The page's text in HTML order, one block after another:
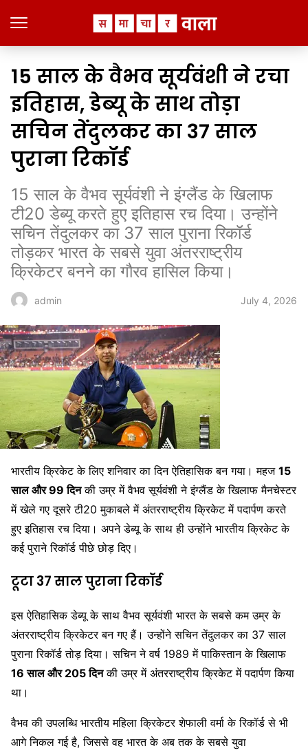
15 साल के वैभव सूर्यवंशी ने रचा
इतिहास, डेब्यू के साथ तोड़ा
सचिन तेंदुलकर का 37 साल
पुराना रिकॉर्ड
15 साल के वैभव सूर्यवंशी ने इंग्लैंड के खिलाफ
टी20 डेब्यू करते हुए इतिहास रच दिया। उन्होंने
सचिन तेंदुलकर का 37 साल पुराना रिकॉर्ड
तोड़कर भारत के सबसे युवा अंतरराष्ट्रीय
क्रिकेटर बनने का गौरव हासिल किया।
admin July 4, 2026
भारतीय क्रिकेट के लिए शनिवार का दिन ऐतिहासिक बन गया। महज 15
साल और 99 दिनकी उम्र मेंवैभव सूर्यवंशी ने इंग्लैंड के खिलाफ मैनचेस्टर
में खेले गए दूसरे टी20 मुकाबले में अंतरराष्ट्रीय क्रिकेट में पदार्पण करते
हुए इतिहास रच दिया। अपने डेब्यू के साथ ही उन्होंने भारतीय क्रिकेट के
कई पुराने रिकॉर्ड पीछे छोड़ दिए।
टूटा 37 साल पुराना रिकॉर्ड
इस ऐतिहासिक डेब्यू के साथ वैभव सूर्यवंशी भारत के सबसे कम उम्र के
अंतरराष्ट्रीय क्रिकेटर बन गए हैं। उन्होंनेसचिन तेंदुलकरका 37 साल
पुराना रिकॉर्ड तोड़ दिया। सचिन ने वर्ष 1989 में पाकिस्तान के खिलाफ
16 साल और 205 दिनकी उम्र में अंतरराष्ट्रीय क्रिकेट में पदार्पण किया
था।
वैभव की उपलब्धि भारतीय महिला क्रिकेटरशेफाली वर्मा के रिकॉर्ड से भी
आगे निकल गई है, जिससे वह भारत के अब तक के सबसे युवा